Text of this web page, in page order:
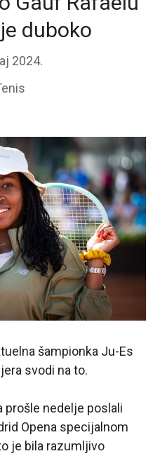
duboko
2024.
šampionka Ju-Es
svodi na to.
prošle nedelje poslali
Opena specijalnom
je bila razumljivo